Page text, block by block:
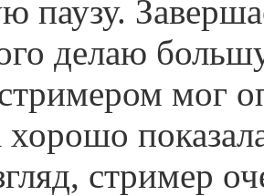
паузу.
делаю
мог
хорошо
стример